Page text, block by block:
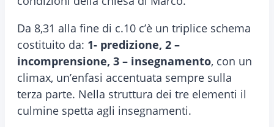
Da 8,31 alla fine di c.10 c’è un triplice schema
costituito da: 1- predizione, 2 –
incomprensione, 3 – insegnamento, con un
climax, un’enfasi accentuata sempre sulla
terza parte. Nella struttura dei tre elementi il
culmine spetta agli insegnamenti.